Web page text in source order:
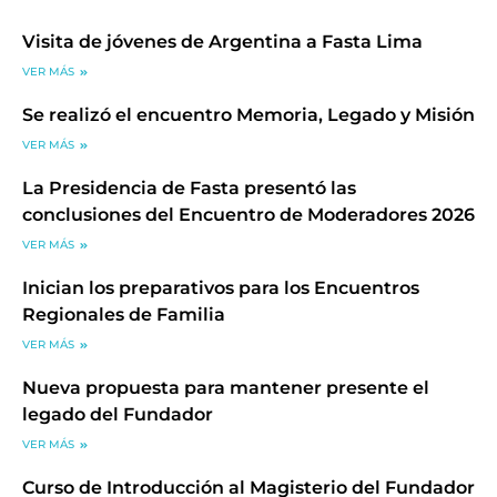
Visita de jóvenes de Argentina a Fasta Lima
VER MÁS
Se realizó el encuentro Memoria, Legado y Misión
VER MÁS
La Presidencia de Fasta presentó las
conclusiones del Encuentro de Moderadores 2026
VER MÁS
Inician los preparativos para los Encuentros
Regionales de Familia
VER MÁS
Nueva propuesta para mantener presente el
legado del Fundador
VER MÁS
Curso de Introducción al Magisterio del Fundador